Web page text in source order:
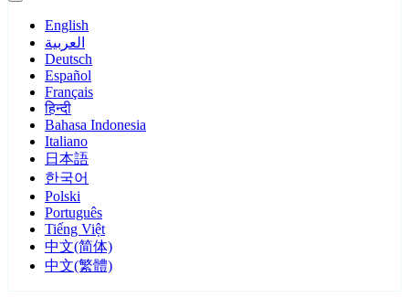
English
العربية
Deutsch
Español
Français
हिन्दी
Bahasa Indonesia
Italiano
日本語
한국어
Polski
Português
Tiếng Việt
中文(简体)
中文(繁體)